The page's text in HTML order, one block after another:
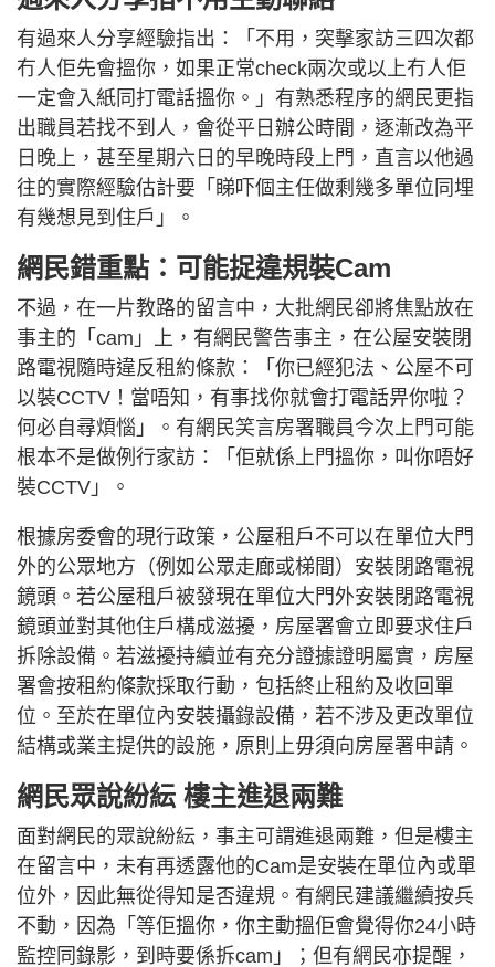
有過來人分享經驗指出：「不用，突擊家訪三四次都
冇人佢先會搵你，如果正常check兩次或以上冇人佢
一定會入紙同打電話搵你。」有熟悉程序的網民更指
出職員若找不到人，會從平日辦公時間，逐漸改為平
日晚上，甚至星期六日的早晚時段上門，直言以他過
往的實際經驗估計要「睇吓個主任做剩幾多單位同埋
有幾想見到住戶」。
網民錯重點：可能捉違規裝Cam
不過，在一片教路的留言中，大批網民卻將焦點放在
事主的「cam」上，有網民警告事主，在公屋安裝閉
路電視隨時違反租約條款：「你已經犯法、公屋不可
以裝CCTV！當唔知，有事找你就會打電話畀你啦？
何必自尋煩惱」。有網民笑言房署職員今次上門可能
根本不是做例行家訪：「佢就係上門搵你，叫你唔好
裝CCTV」。
根據房委會的現行政策，公屋租戶不可以在單位大門
外的公眾地方（例如公眾走廊或梯間）安裝閉路電視
鏡頭。若公屋租戶被發現在單位大門外安裝閉路電視
鏡頭並對其他住戶構成滋擾，房屋署會立即要求住戶
拆除設備。若滋擾持續並有充分證據證明屬實，房屋
署會按租約條款採取行動，包括終止租約及收回單
位。至於在單位內安裝攝錄設備，若不涉及更改單位
結構或業主提供的設施，原則上毋須向房屋署申請。
網民眾說紛紜 樓主進退兩難
面對網民的眾說紛紜，事主可謂進退兩難，但是樓主
在留言中，未有再透露他的Cam是安裝在單位內或單
位外，因此無從得知是否違規。有網民建議繼續按兵
不動，因為「等佢搵你，你主動搵佢會覺得你24小時
監控同錄影，到時要係拆cam」；但有網民亦提醒，